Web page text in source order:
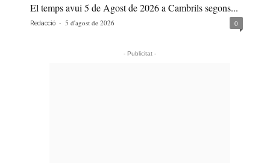
El temps avui 5 de Agost de 2026 a Cambrils segons...
Redacció - 5 d'agost de 2026 0
- Publicitat -